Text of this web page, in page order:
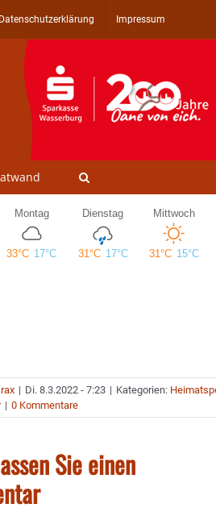
Datenschutzerklärung Impressum
| Di. 8.3.2022 - 7:23 | Kategorien:
| 0 Kommentare
Sie einen